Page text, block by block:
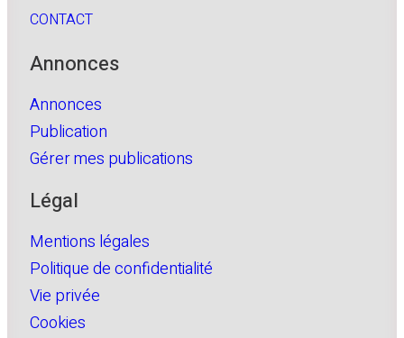
CONTACT
Annonces
Annonces
Publication
Gérer mes publications
Légal
Mentions légales
Politique de confidentialité
Vie privée
Cookies